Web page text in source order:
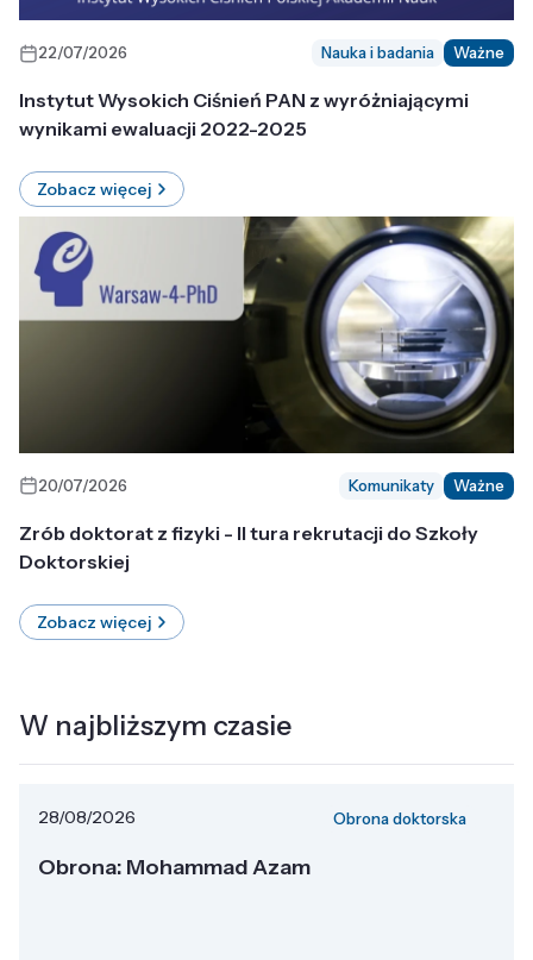
22/07/2026 Nauka i badania Ważne
Instytut Wysokich Ciśnień PAN z wyróżniającymi
wynikami ewaluacji 2022-2025
Zobacz więcej
20/07/2026 Komunikaty Ważne
Zrób doktorat z fizyki - II tura rekrutacji do Szkoły
Doktorskiej
Zobacz więcej
W najbliższym czasie
28/08/2026 Obrona doktorska
Obrona: Mohammad Azam